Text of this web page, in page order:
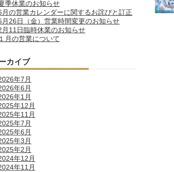
季休業のお知らせ
月の営業カレンダーに関するお詫びと訂正
月26日（金）営業時間変更のお知らせ
月11日臨時休業のお知らせ
１月の営業について
カイブ
年7月
年6月
年1月
年12月
年11月
年7月
年6月
年3月
年2月
年12月
年11月